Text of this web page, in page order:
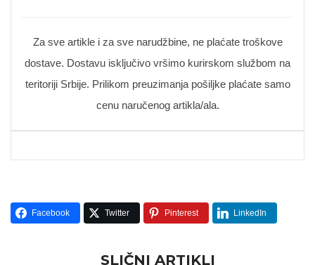
Za sve artikle i za sve narudžbine, ne plaćate troškove
dostave. Dostavu isključivo vršimo kurirskom službom na
teritoriji Srbije. Prilikom preuzimanja pošiljke plaćate samo
cenu naručenog artikla/ala.
Facebook Twitter Pinterest LinkedIn
SLIČNI ARTIKLI